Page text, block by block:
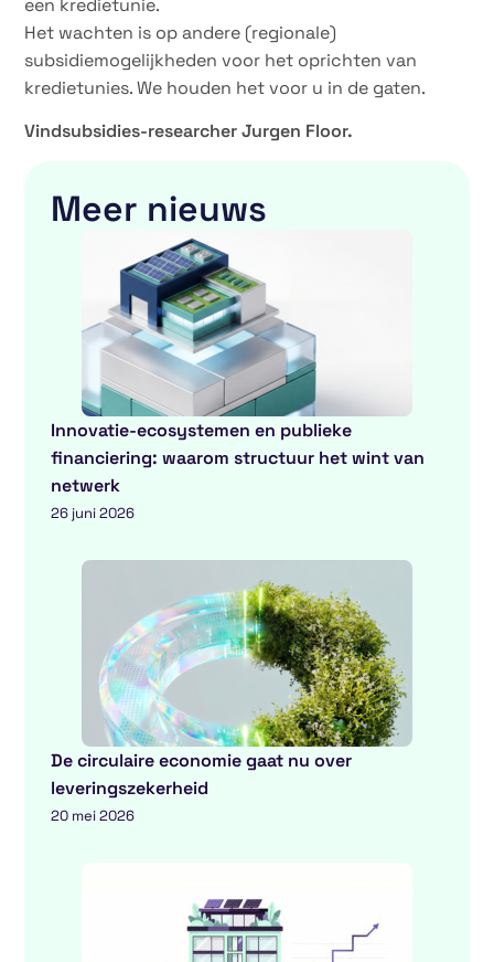
een kredietunie.
Het wachten is op andere (regionale)
subsidiemogelijkheden voor het oprichten van
kredietunies. We houden het voor u in de gaten.
Vindsubsidies-researcher Jurgen Floor.
Meer nieuws
Innovatie-ecosystemen en publieke
financiering: waarom structuur het wint van
netwerk
26 juni 2026
De circulaire economie gaat nu over
leveringszekerheid
20 mei 2026